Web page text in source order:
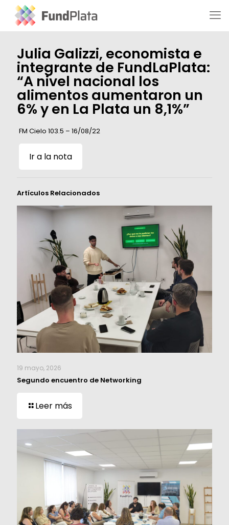
Julia Galizzi, economista e
integrante de FundLaPlata:
“A nivel nacional los
alimentos aumentaron un
6% y en La Plata un 8,1%”
FM Cielo 103.5 – 16/08/22
Ir a la nota
Artículos Relacionados
19 mayo, 2026
Segundo encuentro de Networking
Leer más